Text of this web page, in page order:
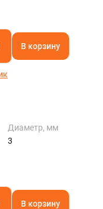
В корзину
Диаметр, мм
3
В корзину